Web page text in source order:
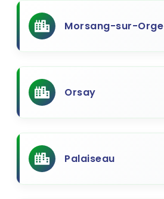
Morsang-sur-Orge
Orsay
Palaiseau